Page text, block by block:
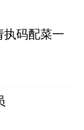
执码配菜一